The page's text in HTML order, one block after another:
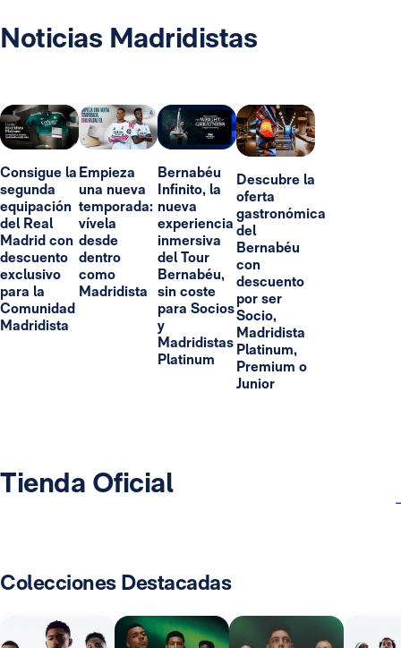
Noticias Madridistas
Consigue la
segunda
equipación
del Real
Madrid con
descuento
exclusivo
para la
Comunidad
Madridista
Empieza
una nueva
temporada:
vívela
desde
dentro
como
Madridista
Bernabéu
Infinito, la
nueva
experiencia
inmersiva
del Tour
Bernabéu,
sin coste
para Socios
y
Madridistas
Platinum
Descubre la
oferta
gastronómica
del
Bernabéu
con
descuento
por ser
Socio,
Madridista
Platinum,
Premium o
Junior
Tienda Oficial
Colecciones Destacadas